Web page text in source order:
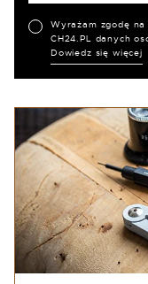
Wyrażam zgodę na
CH24.PL danych
Dowiedz się więcej